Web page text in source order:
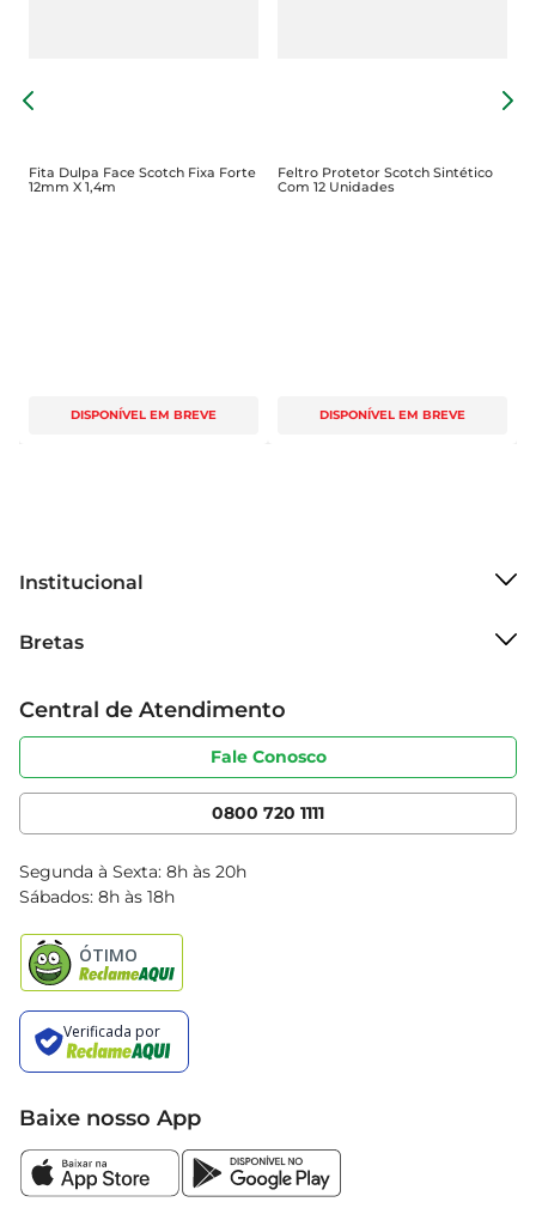
Fita Dulpa Face Scotch Fixa Forte
12mm X 1,4m
DISPONÍVEL EM BREVE
Feltro Protetor Scotch Sintético
Com 12 Unidades
DISPONÍVEL EM BREVE
Institucional
Grupo Cencosud
Sobre privacidade
Portal do fornecedor
Cencosud Media
Bretas
Produtos Bretas
Código de ética
Serviços
Clube Bretas
Blog Bretas
Black Friday
Central de Atendimento
Fale Conosco
0800 720 1111
Segunda à Sexta: 8h às 20h
Sábados: 8h às 18h
Baixe nosso App